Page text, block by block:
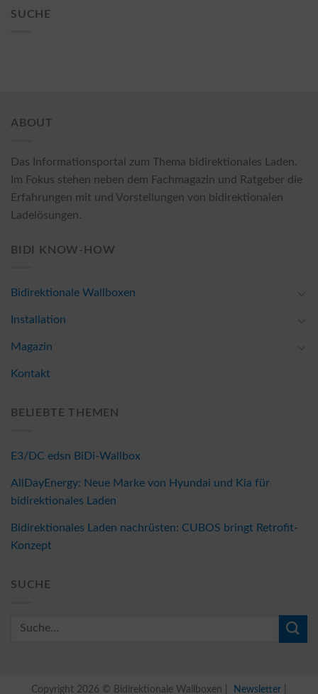
SUCHE
ABOUT
Das Informationsportal zum Thema bidirektionales Laden.
Im Fokus stehen neben dem Fachmagazin und Ratgeber die
Erfahrungen mit und Vorstellungen von bidirektionalen
Ladelösungen.
BIDI KNOW-HOW
Bidirektionale Wallboxen
Installation
Magazin
Kontakt
BELIEBTE THEMEN
E3/DC edsn BiDi-Wallbox
AllDayEnergy: Neue Marke von Hyundai und Kia für
bidirektionales Laden
Bidirektionales Laden nachrüsten: CUBOS bringt Retrofit-
Konzept
SUCHE
Copyright 2026 © Bidirektionale Wallboxen | Newsletter